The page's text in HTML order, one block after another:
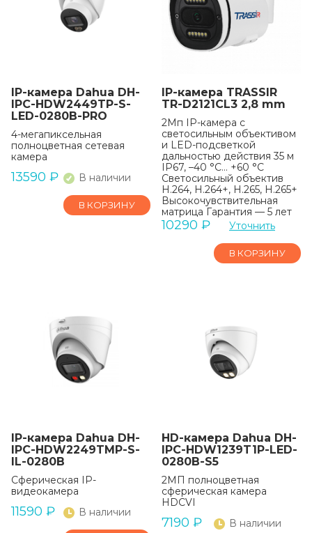
IP-камера Dahua DH-
IPC-HDW2449TP-S-
LED-0280B-PRO
4-мегапиксельная
полноцветная сетевая
камера
13590 ₽ В наличии
В КОРЗИНУ
IP-камера TRASSIR
TR-D2121CL3 2,8 mm
2Мп IP-камера с
светосильным объективом
и LED-подсветкой
дальностью действия 35 м
IP67, –40 °C… +60 °C
Светосильный объектив
H.264, H.264+, H.265, H.265+
Высокочувствительная
матрица Гарантия — 5 лет
10290 ₽ Уточнить
В КОРЗИНУ
IP-камера Dahua DH-
IPC-HDW2249TMP-S-
IL-0280B
Сферическая IP-
видеокамера
11590 ₽ В наличии
HD-камера Dahua DH-
IPC-HDW1239T1P-LED-
0280B-S5
2МП полноцветная
сферическая камера
HDCVI
7190 ₽ В наличии